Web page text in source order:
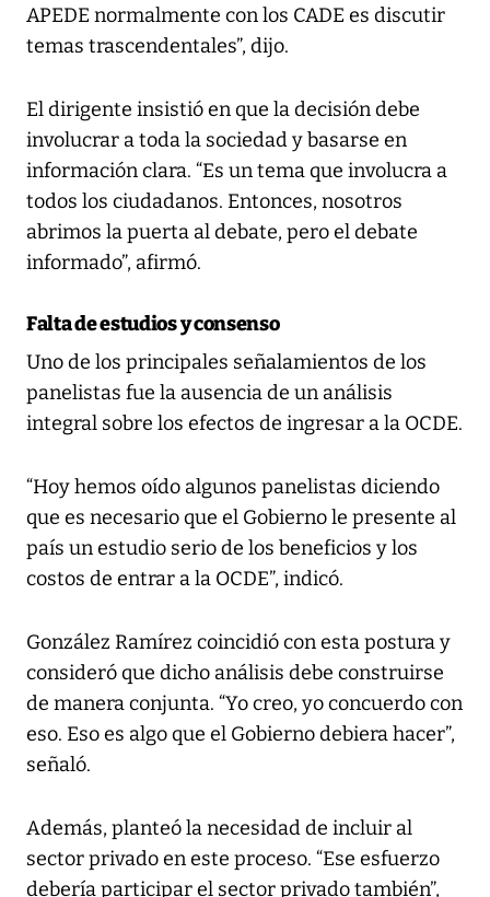
APEDE normalmente con los CADE es discutir
temas trascendentales”, dijo.
El dirigente insistió en que la decisión debe
involucrar a toda la sociedad y basarse en
información clara. “Es un tema que involucra a
todos los ciudadanos. Entonces, nosotros
abrimos la puerta al debate, pero el debate
informado”, afirmó.
Falta de estudios y consenso
Uno de los principales señalamientos de los
panelistas fue la ausencia de un análisis
integral sobre los efectos de ingresar a la OCDE.
“Hoy hemos oído algunos panelistas diciendo
que es necesario que el Gobierno le presente al
país un estudio serio de los beneficios y los
costos de entrar a la OCDE”, indicó.
González Ramírez coincidió con esta postura y
consideró que dicho análisis debe construirse
de manera conjunta. “Yo creo, yo concuerdo con
eso. Eso es algo que el Gobierno debiera hacer”,
señaló.
Además, planteó la necesidad de incluir al
sector privado en este proceso. “Ese esfuerzo
debería participar el sector privado también”,